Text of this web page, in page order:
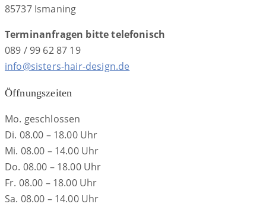
85737 Ismaning
Terminanfragen bitte telefonisch
089 / 99 62 87 19
info@sisters-hair-design.de
Öffnungszeiten
Mo. geschlossen
Di. 08.00 – 18.00 Uhr
Mi. 08.00 – 14.00 Uhr
Do. 08.00 – 18.00 Uhr
Fr. 08.00 – 18.00 Uhr
Sa. 08.00 – 14.00 Uhr